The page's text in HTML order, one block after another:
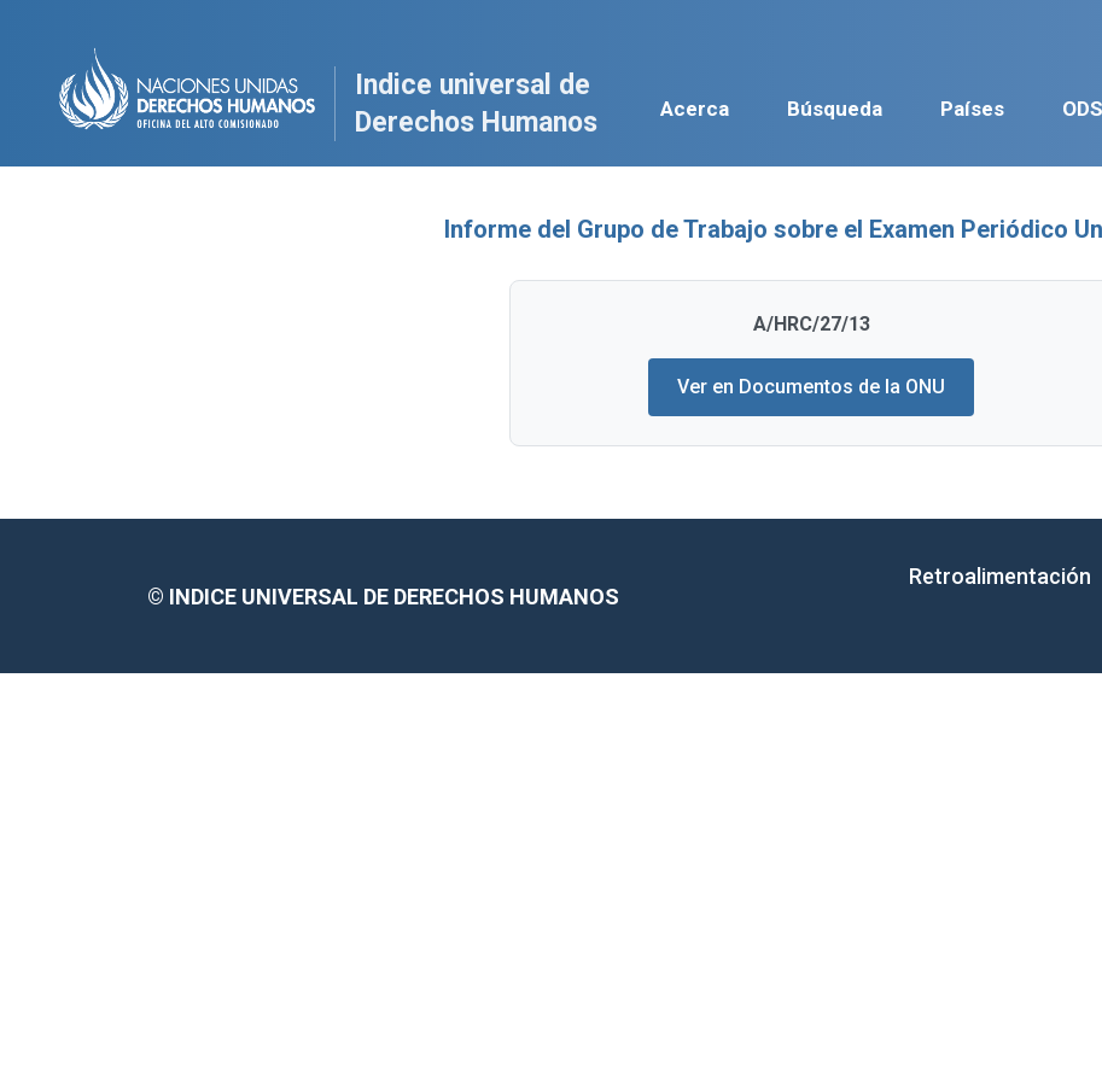
Indice universal de
Derechos Humanos
Acerca Búsqueda Países ODS
Informe del Grupo de Trabajo sobre el Examen Periódico
A/HRC/27/13
Ver en Documentos de la ONU
© INDICE UNIVERSAL DE DERECHOS HUMANOS
Retroalimentación